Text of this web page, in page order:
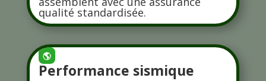
qualité standardisée.
🌎
Performance sismique